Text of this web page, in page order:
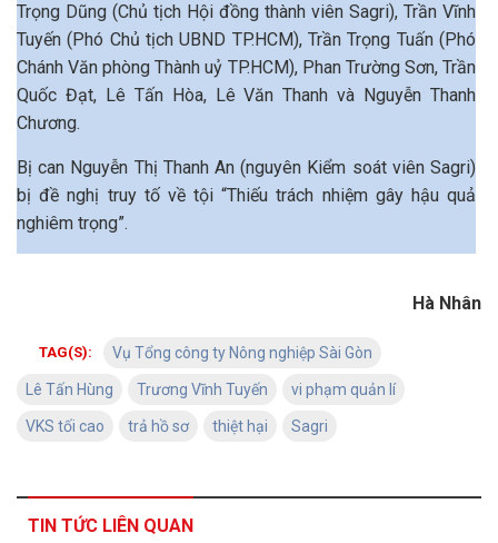
Trọng Dũng (Chủ tịch Hội đồng thành viên Sagri), Trần Vĩnh
Tuyến (Phó Chủ tịch UBND TP.HCM), Trần Trọng Tuấn (Phó
Chánh Văn phòng Thành uỷ TP.HCM), Phan Trường Sơn, Trần
Quốc Đạt, Lê Tấn Hòa, Lê Văn Thanh và Nguyễn Thanh
Chương.
Bị can Nguyễn Thị Thanh An (nguyên Kiểm soát viên Sagri)
bị đề nghị truy tố về tội “Thiếu trách nhiệm gây hậu quả
nghiêm trọng”.
Hà Nhân
TAG(S): Vụ Tổng công ty Nông nghiệp Sài Gòn
Lê Tấn Hùng Trương Vĩnh Tuyến vi phạm quản lí
VKS tối cao trả hồ sơ thiệt hại Sagri
TIN TỨC LIÊN QUAN